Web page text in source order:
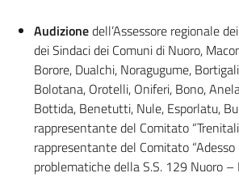
Audizionedell’Assessore regionale
dei Sindaci dei Comuni di Nuoro,
Borore, Dualchi, Noragugume,
Bolotana, Orotelli, Oniferi, Bono,
Bottida, Benetutti, Nule, Esporlatu,
rappresentante del Comitato
rappresentante del Comitato “Adesso
problematiche della S.S. 129 Nuoro –